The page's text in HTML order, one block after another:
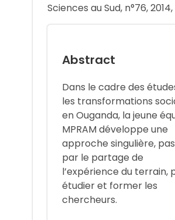
Sciences au Sud, n°76, 2014,
Abstract
Dans le cadre des
les transformations
en Ouganda, la jeune
MPRAM développe une
approche singulière,
par le partage de
l’expérience du terrain,
étudier et former les
chercheurs.